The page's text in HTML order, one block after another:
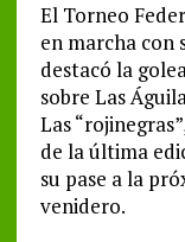
El Torneo
en marcha con
destacó la
sobre Las
Las
de la última
su pase a la
venidero.